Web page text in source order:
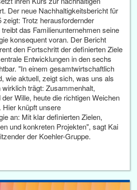
Der neue Nachhaltigkeitsbericht für
Trotz herausfordernder
das Familienunternehmen seine
konsequent voran. Der Bericht
den Fortschritt der definierten Ziele
Entwicklungen in den sechs
"In einem gesamtwirtschaftlich
wie aktuell, zeigt sich, was uns als
trägt: Zusammenhalt,
Wille, heute die richtigen Weichen
knüpft unsere
an: Mit klar definierten Zielen,
und konkreten Projekten", sagt Kai
der Koehler-Gruppe.